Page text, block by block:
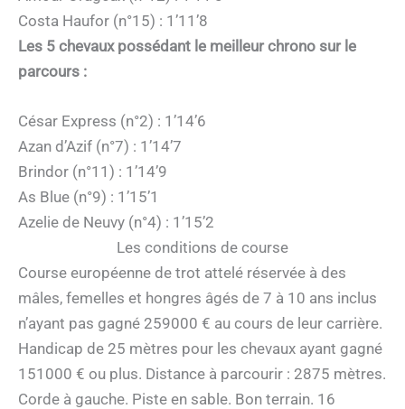
Costa Haufor (n°15) : 1’11’8
Les 5 chevaux possédant le meilleur chrono sur le
parcours :
César Express (n°2) : 1’14’6
Azan d’Azif (n°7) : 1’14’7
Brindor (n°11) : 1’14’9
As Blue (n°9) : 1’15’1
Azelie de Neuvy (n°4) : 1’15’2
Les conditions de course
Course européenne de trot attelé réservée à des
mâles, femelles et hongres âgés de 7 à 10 ans inclus
n’ayant pas gagné 259000 € au cours de leur carrière.
Handicap de 25 mètres pour les chevaux ayant gagné
151000 € ou plus. Distance à parcourir : 2875 mètres.
Corde à gauche. Piste en sable. Bon terrain. 16